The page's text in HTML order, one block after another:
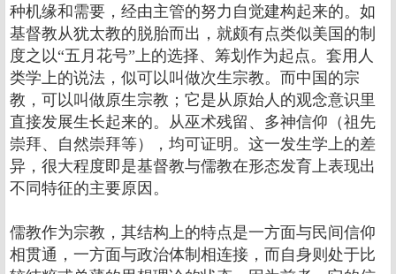
种机缘和需要，经由主管的努力自觉建构起来的。如
基督教从犹太教的脱胎而出，就颇有点类似美国的制
度之以“五月花号”上的选择、筹划作为起点。套用人
类学上的说法，似可以叫做次生宗教。而中国的宗
教，可以叫做原生宗教；它是从原始人的观念意识里
直接发展生长起来的。从巫术残留、多神信仰（祖先
崇拜、自然崇拜等），均可证明。这一发生学上的差
异，很大程度即是基督教与儒教在形态发育上表现出
不同特征的主要原因。
儒教作为宗教，其结构上的特点是一方面与民间信仰
相贯通，一方面与政治体制相连接，而自身则处于比